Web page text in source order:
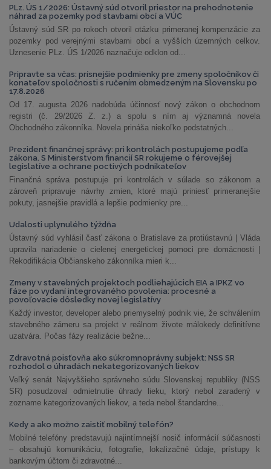
PLz. ÚS 1/2026: Ústavný súd otvoril priestor na prehodnotenie
náhrad za pozemky pod stavbami obcí a VÚC
Ústavný súd SR po rokoch otvoril otázku primeranej kompenzácie za
pozemky pod verejnými stavbami obcí a vyšších územných celkov.
Uznesenie PLz. ÚS 1/2026 naznačuje odklon od...
Pripravte sa včas: prísnejšie podmienky pre zmeny spoločníkov či
konateľov spoločnosti s ručením obmedzeným na Slovensku po
17.8.2026
Od 17. augusta 2026 nadobúda účinnosť nový zákon o obchodnom
registri (č. 29/2026 Z. z.) a spolu s ním aj významná novela
Obchodného zákonníka. Novela prináša niekoľko podstatných...
Prezident finančnej správy: pri kontrolách postupujeme podľa
zákona. S Ministerstvom financií SR rokujeme o férovejšej
legislatíve a ochrane poctivých podnikateľov
Finančná správa postupuje pri kontrolách v súlade so zákonom a
zároveň pripravuje návrhy zmien, ktoré majú priniesť primeranejšie
pokuty, jasnejšie pravidlá a lepšie podmienky pre...
Udalosti uplynulého týždňa
Ústavný súd vyhlásil časť zákona o Bratislave za protiústavnú | Vláda
upravila nariadenie o cielenej energetickej pomoci pre domácnosti |
Rekodifikácia Občianskeho zákonníka mieri k...
Zmeny v stavebných projektoch podliehajúcich EIA a IPKZ vo
fáze po vydaní integrovaného povolenia: procesné a
povoľovacie dôsledky novej legislatívy
Každý investor, developer alebo priemyselný podnik vie, že schválením
stavebného zámeru sa projekt v reálnom živote málokedy definitívne
uzatvára. Počas fázy realizácie bežne...
Zdravotná poisťovňa ako súkromnoprávny subjekt: NSS SR
rozhodol o úhradách nekategorizovaných liekov
Veľký senát Najvyššieho správneho súdu Slovenskej republiky (NSS
SR) posudzoval odmietnutie úhrady lieku, ktorý nebol zaradený v
zozname kategorizovaných liekov, a teda nebol štandardne...
Kedy a ako možno zaistiť mobilný telefón?
Mobilné telefóny predstavujú najintímnejší nosič informácií súčasnosti
– obsahujú komunikáciu, fotografie, lokalizačné údaje, prístupy k
bankovým účtom či zdravotné...